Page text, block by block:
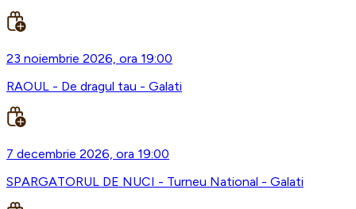
23 noiembrie 2026, ora 19:00
RAOUL - De dragul tau - Galati
7 decembrie 2026, ora 19:00
SPARGATORUL DE NUCI - Turneu National - Galati